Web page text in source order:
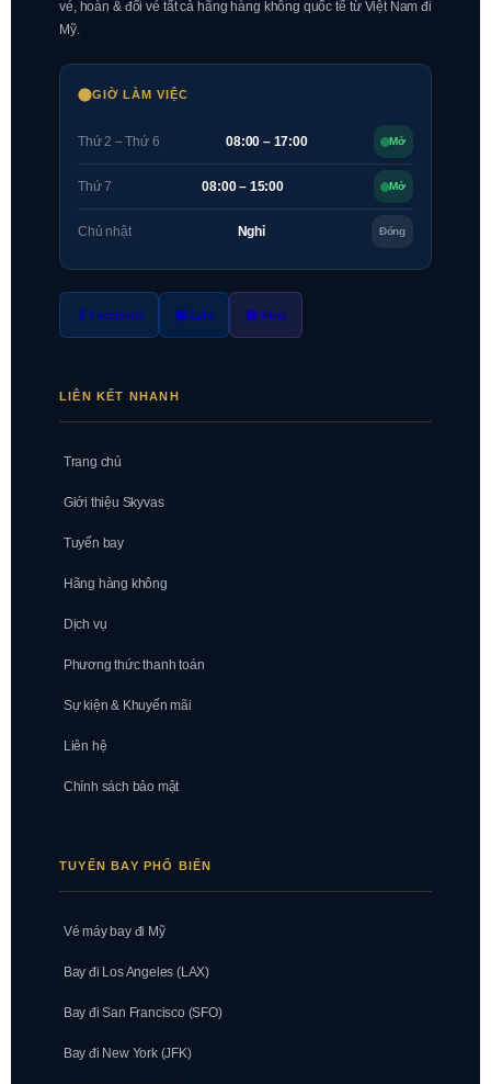
vé, hoàn & đổi vé tất cả hãng hàng không quốc tế từ Việt Nam đi
Mỹ.
GIỜ LÀM VIỆC
Thứ 2 – Thứ 6 08:00 – 17:00 Mở
Thứ 7 08:00 – 15:00 Mở
Chủ nhật Nghỉ Đóng
Facebook Zalo Viber
LIÊN KẾT NHANH
Trang chủ
Giới thiệu Skyvas
Tuyến bay
Hãng hàng không
Dịch vụ
Phương thức thanh toán
Sự kiện & Khuyến mãi
Liên hệ
Chính sách bảo mật
TUYẾN BAY PHỔ BIẾN
Vé máy bay đi Mỹ
Bay đi Los Angeles (LAX)
Bay đi San Francisco (SFO)
Bay đi New York (JFK)